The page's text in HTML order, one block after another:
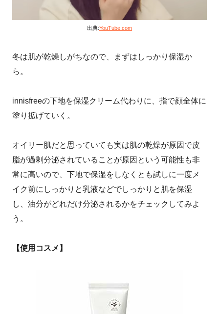
出典:YouTube.com
冬は肌が乾燥しがちなので、まずはしっかり保湿か
ら。
innisfreeの下地を保湿クリーム代わりに、指で顔全体に
塗り拡げていく。
オイリー肌だと思っていても実は肌の乾燥が原因で皮
脂が過剰分泌されていることが原因という可能性も非
常に高いので、下地で保湿をしなくとも試しに一度メ
イク前にしっかりと乳液などでしっかりと肌を保湿
し、油分がどれだけ分泌されるかをチェックしてみよ
う。
【使用コスメ】